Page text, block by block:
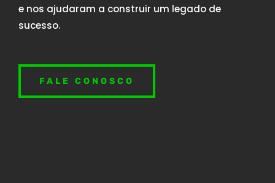
e nos ajudaram a construir um legado de
sucesso.
FALE CONOSCO